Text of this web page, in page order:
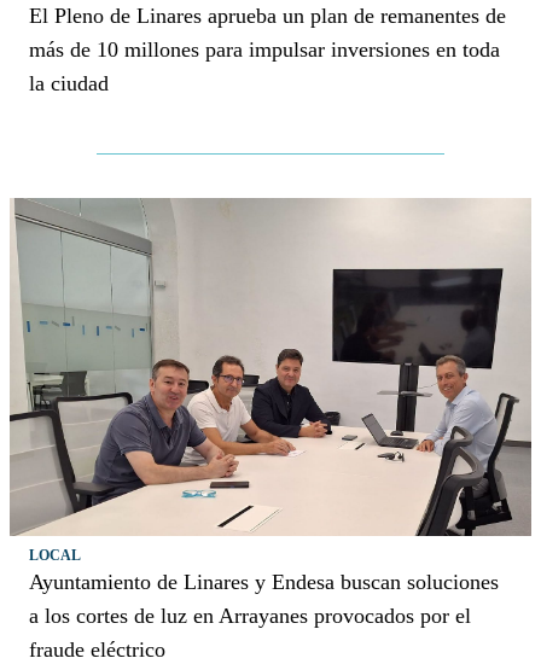
El Pleno de Linares aprueba un plan de remanentes de
más de 10 millones para impulsar inversiones en toda
la ciudad
LOCAL
Ayuntamiento de Linares y Endesa buscan soluciones
a los cortes de luz en Arrayanes provocados por el
fraude eléctrico